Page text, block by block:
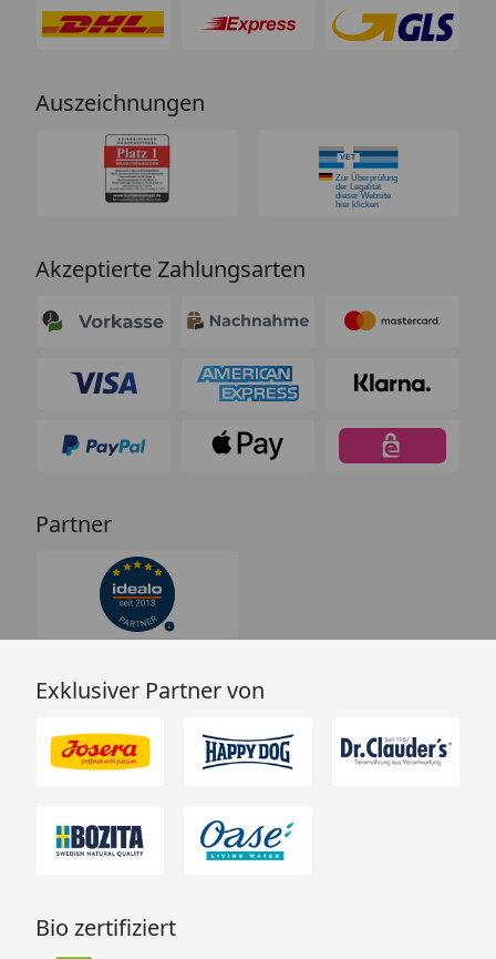
Auszeichnungen
Akzeptierte Zahlungsarten
Partner
Exklusiver Partner von
Bio zertifiziert